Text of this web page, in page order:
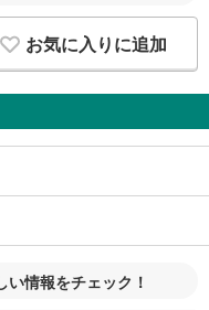
お気に入りに追加
情報をチェック！